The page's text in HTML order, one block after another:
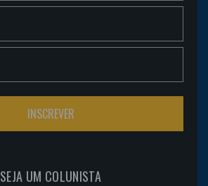
SEJA UM COLUNISTA